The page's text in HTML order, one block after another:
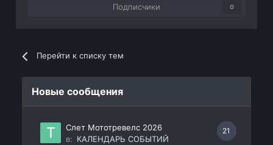
Подписчики 0
Перейти к списку тем
Новые сообщения
21
Слет Мототревелс 2026
в: КАЛЕНДАРЬ СОБЫТИЙ